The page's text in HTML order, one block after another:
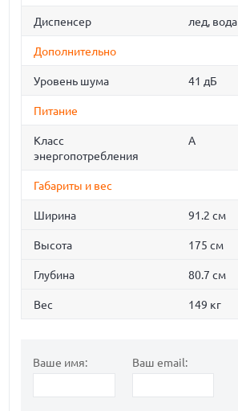
Диспенсер лед, вода
Дополнительно
Уровень шума 41 дБ
Питание
Класс
энергопотребления
A
Габариты и вес
Ширина 91.2 см
Высота 175 см
Глубина 80.7 см
Вес 149 кг
Ваше имя: Ваш email: